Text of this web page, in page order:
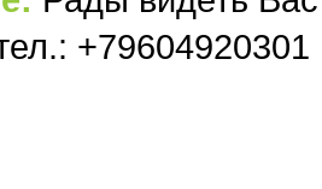
+79604920301